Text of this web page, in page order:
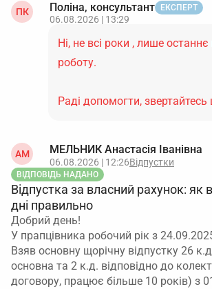
ПК Поліна, консультант ЕКСПЕРТ
06.08.2026 | 13:29
Ні, не всі роки , лише
роботу.
Раді допомогти, звертайтесь
АМ МЕЛЬНИК Анастасія Іванівна
06.08.2026 | 12:26Відпустки
ВІДПОВІДЬ НАДАНО
Відпустка за власний рахунок: як
дні правильно
Добрий день!
У прапцівника робочий рік з
Взяв основну щорічну відпустку 26
основна та 2 к.д. відповідно до
договору, працює більше 10 років) з